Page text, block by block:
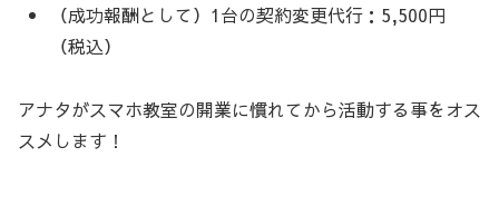
（成功報酬として）1台の契約変更代行：5,500円
（税込）
アナタがスマホ教室の開業に慣れてから活動する事をオス
スメします！